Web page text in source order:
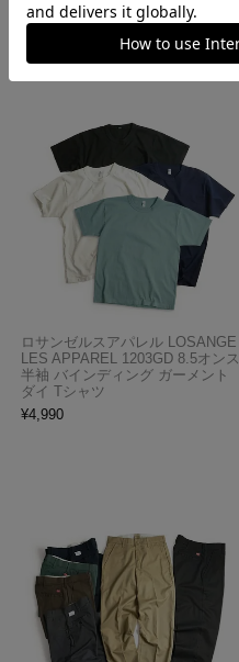
LES APPAREL 1809GD 6.5オンス
半袖 ガーメントダイ ポケットTシ
¥3,990
ロサンゼルスアパレル LOSANGE
LES APPAREL 1203GD 8.5オンス
半袖 バインディング ガーメント
ダイ Tシャツ
¥4,990